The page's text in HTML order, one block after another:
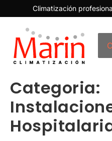
Climatización
Categoria: